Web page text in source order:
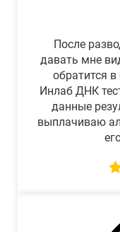
После
давать мне
обратится
Инлаб ДНК
данные
выплачиваю